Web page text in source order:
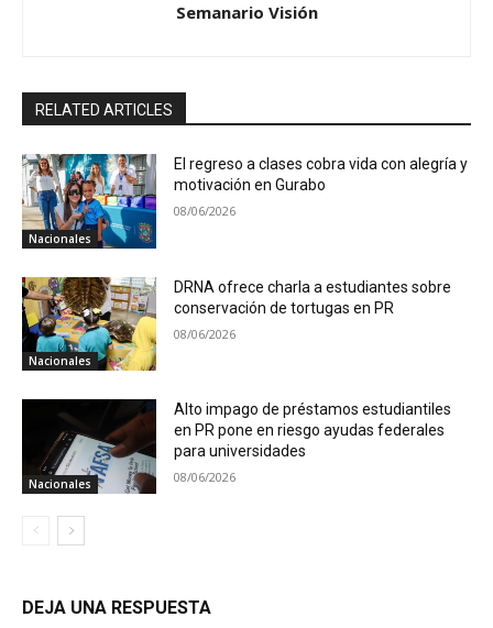
Semanario Visión
RELATED ARTICLES
Nacionales
El regreso a clases cobra vida con alegría y
motivación en Gurabo
08/06/2026
Nacionales
DRNA ofrece charla a estudiantes sobre
conservación de tortugas en PR
08/06/2026
Nacionales
Alto impago de préstamos estudiantiles
en PR pone en riesgo ayudas federales
para universidades
08/06/2026
DEJA UNA RESPUESTA